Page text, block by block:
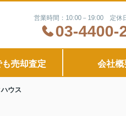
営業時間：10:00－19:00 定休
03-4400-
売却査定 会社概
ウス